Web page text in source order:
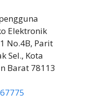
Elektronik
No.4B, Parit
Sel., Kota
Barat 78113